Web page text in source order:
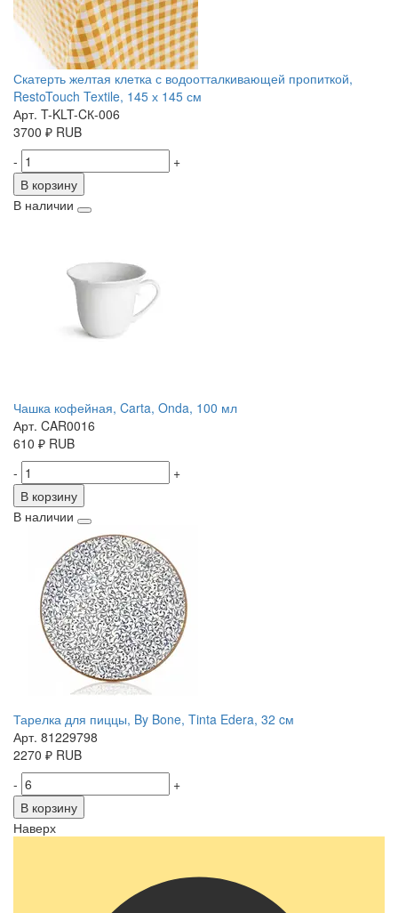
Скатерть желтая клетка с водоотталкивающей пропиткой,
RestoTouch Textile, 145 х 145 см
Арт. T-KLT-CК-006
3700 ₽ RUB
-
+
В корзину
В наличии
Чашка кофейная, Carta, Onda, 100 мл
Арт. CAR0016
610 ₽ RUB
-
+
В корзину
В наличии
Тарелка для пиццы, By Bone, Tinta Edera, 32 cм
Арт. 81229798
2270 ₽ RUB
-
+
В корзину
Наверх